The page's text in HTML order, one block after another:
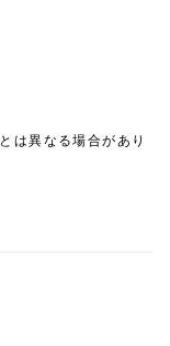
は異なる場合があり